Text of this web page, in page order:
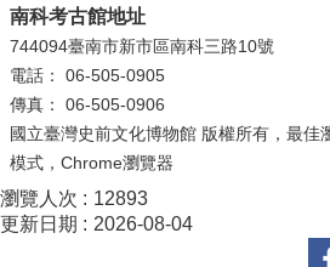
南科考古館地址
744094臺南市新市區南科三路10號
電話： 06-505-0905
傳真： 06-505-0906
國立臺灣史前文化博物館 版權所有，最
模式，Chrome瀏覽器
瀏覽人次
12893
更新日期
2026-08-04